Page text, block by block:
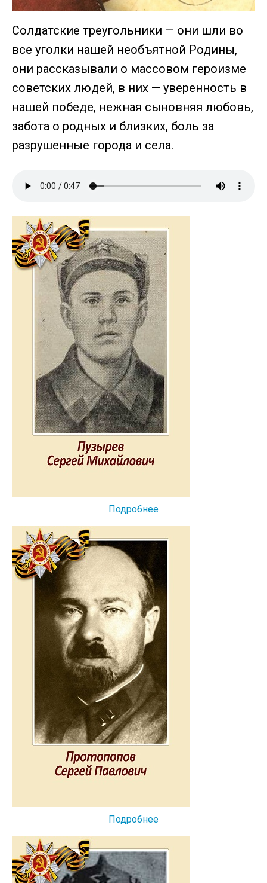
Солдатские треугольники — они шли во
все уголки нашей необъятной Родины,
они рассказывали о массовом героизме
советских людей, в них — уверенность в
нашей победе, нежная сыновняя любовь,
забота о родных и близких, боль за
разрушенные города и села.
Подробнее
Подробнее